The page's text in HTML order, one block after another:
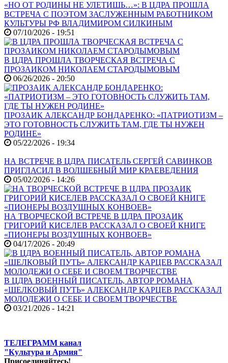
«НО ОТ РОДИНЫ НЕ УЛЕТИШЬ…»: В ЦДРА ПРОШЛА
ВСТРЕЧА С ПОЭТОМ ЗАСЛУЖЕННЫМ РАБОТНИКОМ
КУЛЬТУРЫ РФ ВЛАДИМИРОМ СИЛКИНЫМ
07/10/2026 - 19:51
В ЦДРА ПРОШЛА ТВОРЧЕСКАЯ ВСТРЕЧА С
ПРОЗАИКОМ НИКОЛАЕМ СТАРОДЫМОВЫМ
06/26/2026 - 20:50
ПРОЗАИК АЛЕКСАНДР БОНДАРЕНКО: «ПАТРИОТИЗМ –
ЭТО ГОТОВНОСТЬ СЛУЖИТЬ ТАМ, ГДЕ ТЫ НУЖЕН
РОДИНЕ»
05/22/2026 - 19:34
НА ВСТРЕЧЕ В ЦДРА ПИСАТЕЛЬ СЕРГЕЙ САВИНКОВ
ПРИГЛАСИЛ В ВОЛШЕБНЫЙ МИР КРАЕВЕДЕНИЯ
05/02/2026 - 14:26
НА ТВОРЧЕСКОЙ ВСТРЕЧЕ В ЦДРА ПРОЗАИК
ГРИГОРИЙ КИСЕЛЕВ РАССКАЗАЛ О СВОЕЙ КНИГЕ
«ПИОНЕРЫ ВОЗДУШНЫХ КОНВОЕВ»
04/17/2026 - 20:49
В ЦДРА ВОЕННЫЙ ПИСАТЕЛЬ, АВТОР РОМАНА
«ШЕЛКОВЫЙ ПУТЬ» АЛЕКСАНДР КАРЦЕВ РАССКАЗАЛ
МОЛОДЕЖИ О СЕБЕ И СВОЕМ ТВОРЧЕСТВЕ
03/21/2026 - 14:21
ТЕЛЕГРАММ канал
"Культура и Армия"